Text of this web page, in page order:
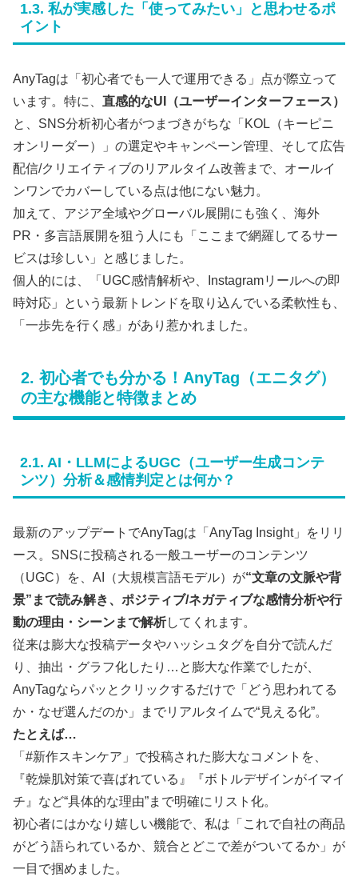
1.3. 私が実感した「使ってみたい」と思わせるポ
イント
AnyTagは「初心者でも一人で運用できる」点が際立って
います。特に、 直感的なUI（ユーザーインターフェース）
と、SNS分析初心者がつまづきがちな「KOL（キーピニ
オンリーダー）」の選定やキャンペーン管理、そして広告
配信/クリエイティブのリアルタイム改善まで、オールイ
ンワンでカバーしている点は他にない魅力。
加えて、アジア全域やグローバル展開にも強く、海外
PR・多言語展開を狙う人にも「ここまで網羅してるサー
ビスは珍しい」と感じました。
個人的には、「UGC感情解析や、Instagramリールへの即
時対応」という最新トレンドを取り込んでいる柔軟性も、
「一歩先を行く感」があり惹かれました。
2. 初心者でも分かる！AnyTag（エニタグ）
の主な機能と特徴まとめ
2.1. AI・LLMによるUGC（ユーザー生成コンテ
ンツ）分析＆感情判定とは何か？
最新のアップデートでAnyTagは「AnyTag Insight」をリリ
ース。SNSに投稿される一般ユーザーのコンテンツ
（UGC）を、AI（大規模言語モデル）が“文章の文脈や背
景”まで読み解き、ポジティブ/ネガティブな感情分析や行
動の理由・シーンまで解析してくれます。
従来は膨大な投稿データやハッシュタグを自分で読んだ
り、抽出・グラフ化したり…と膨大な作業でしたが、
AnyTagならパッとクリックするだけで「どう思われてる
か・なぜ選んだのか」までリアルタイムで“見える化”。
たとえば…
「#新作スキンケア」で投稿された膨大なコメントを、
『乾燥肌対策で喜ばれている』『ボトルデザインがイマイ
チ』など“具体的な理由”まで明確にリスト化。
初心者にはかなり嬉しい機能で、私は「これで自社の商品
がどう語られているか、競合とどこで差がついてるか」が
一目で掴めました。